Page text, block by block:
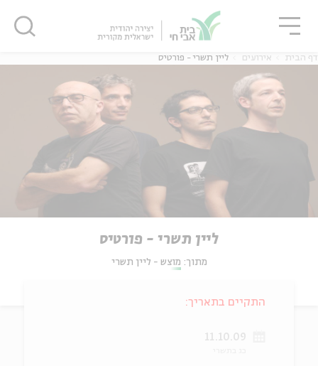
דף הבית אירועים ליין תשרי - פורטיס
ליין תשרי - פורטיס
מתוך: מוצש - ליין תשרי
התקיים בתאריך:
11.10.09
סגור